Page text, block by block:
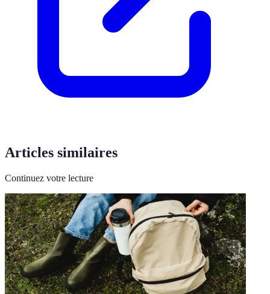
Articles similaires
Continuez votre lecture